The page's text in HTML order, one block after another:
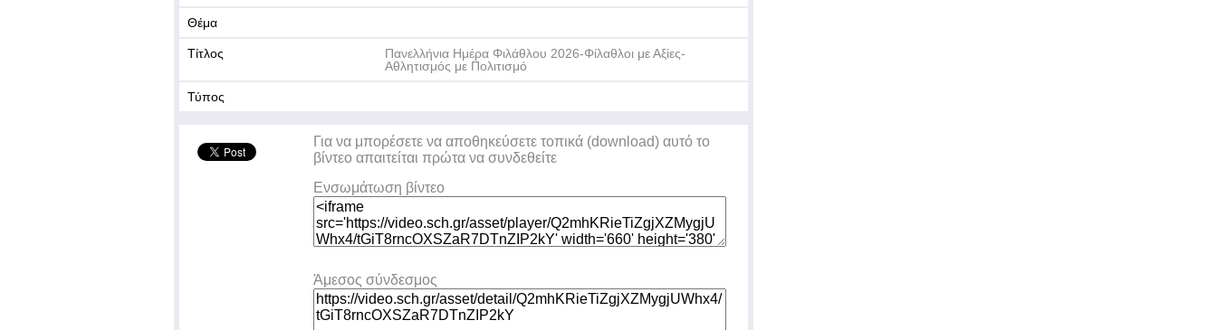
Θέμα
Τίτλος
Πανελλήνια Ημέρα Φιλάθλου 2026-Φίλαθλοι με Αξίες-
Αθλητισμός με Πολιτισμό
Τύπος
Για να μπορέσετε να αποθηκεύσετε τοπικά (download) αυτό το
βίντεο απαιτείται πρώτα να συνδεθείτε
Ενσωμάτωση βίντεο
Άμεσος σύνδεσμος